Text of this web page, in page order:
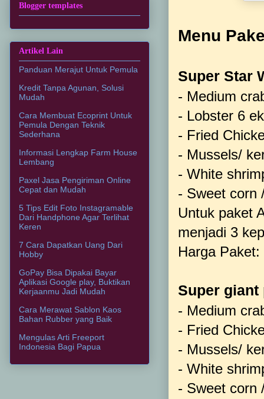
Menu
Super Star
- Medium
- Lobster 6
- Fried
- Mussels/
- White
- Sweet corn
Untuk paket
menjadi 3
Harga
Super giant
- Medium
- Fried
- Mussels/
- White
- Sweet corn
Blogger templates
Artikel Lain
Panduan Merajut Untuk Pemula
Kredit Tanpa Agunan, Solusi
Mudah
Cara Membuat Ecoprint Untuk
Pemula Dengan Teknik
Sederhana
Informasi Lengkap Farm House
Lembang
Paxel Jasa Pengiriman Online
Cepat dan Mudah
5 Tips Edit Foto Instagramable
Dari Handphone Agar Terlihat
Keren
7 Cara Dapatkan Uang Dari
Hobby
GoPay Bisa Dipakai Bayar
Aplikasi Google play, Buktikan
Kerjaanmu Jadi Mudah
Cara Merawat Sablon Kaos
Bahan Rubber yang Baik
Mengulas Arti Freeport
Indonesia Bagi Papua